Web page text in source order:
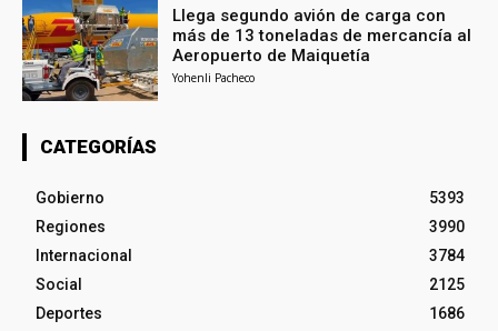
Llega segundo avión de carga con
más de 13 toneladas de mercancía al
Aeropuerto de Maiquetía
Yohenli Pacheco
CATEGORÍAS
Gobierno
5393
Regiones
3990
Internacional
3784
Social
2125
Deportes
1686